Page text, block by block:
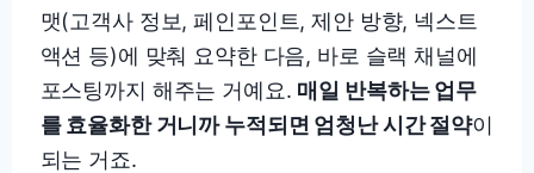
맷(고객사 정보, 페인포인트, 제안 방향, 넥스트
액션 등)에 맞춰 요약한 다음, 바로 슬랙 채널에
포스팅까지 해주는 거예요. 매일 반복하는 업무
를 효율화한 거니까 누적되면 엄청난 시간 절약이
되는 거죠.